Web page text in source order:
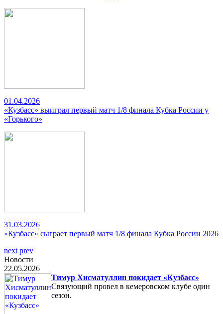
01.04.2026
«Кузбасс» выиграл первый матч 1/8 финала Кубка России у
«Горького»
31.03.2026
«Кузбасс» сыграет первый матч 1/8 финала Кубка России 2026
next prev
Новости
22.05.2026
Тимур Хисматуллин покидает «Кузбасс»
Связующий провел в кемеровском клубе один
сезон.